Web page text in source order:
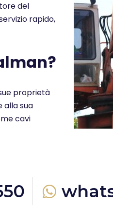
del
rapido,
proprietà
alla sua
cavi